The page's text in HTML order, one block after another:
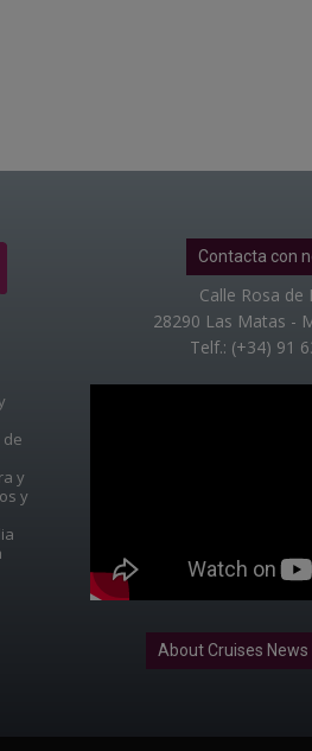
y
y
Contacta con
Calle Rosa de
28290 Las Matas -
Telf.: (+34) 91
About Cruises News